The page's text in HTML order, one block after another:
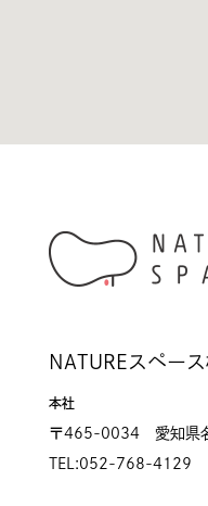
NATUREスペー
本社
〒465-0034 愛知県
TEL:052-768-4129